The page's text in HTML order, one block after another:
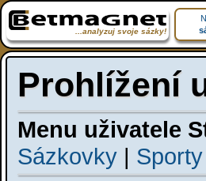
...analyzuj svoje sázky!
Prohlížení
Menu uživatele
Sázkovky | Sporty